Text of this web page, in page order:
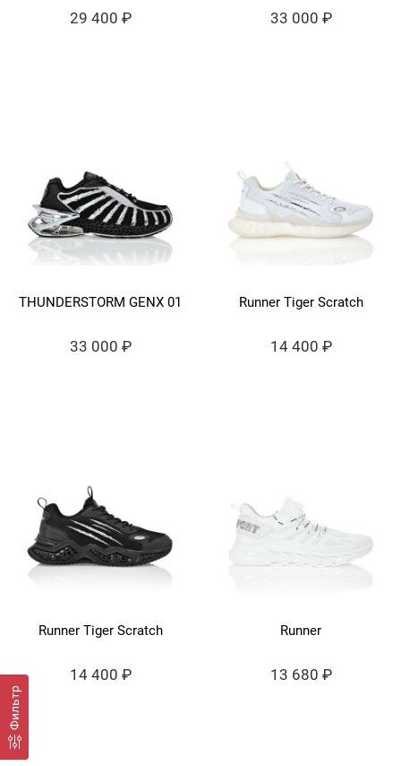
Фильтр
29 400 ₽ 33 000 ₽
THUNDERSTORM GENX 01
33 000 ₽
Runner Tiger Scratch
14 400 ₽
Runner Tiger Scratch
14 400 ₽
Runner
13 680 ₽